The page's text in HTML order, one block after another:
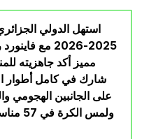
استهل الدولي
2025-2026 مع
مميز أكد جاهزيته
شارك في كامل أطوار